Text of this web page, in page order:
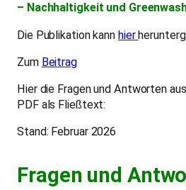
– Nachhaltigkeit und
Die Publikation kann hier
Zum Beitrag
Hier die Fragen und Antworten
PDF als Fließtext:
Stand: Februar 2026
Fragen und